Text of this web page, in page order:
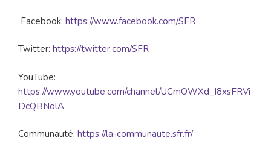
Facebook: https://www.facebook.com/SFR
Twitter: https://twitter.com/SFR
YouTube:
https://www.youtube.com/channel/UCmOWXd_I8xsFRVi
DcQBNolA
Communauté: https://la-communaute.sfr.fr/